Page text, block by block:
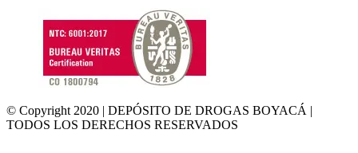
© Copyright 2020 | DEPÓSITO DE DROGAS BOYACÁ |
TODOS LOS DERECHOS RESERVADOS